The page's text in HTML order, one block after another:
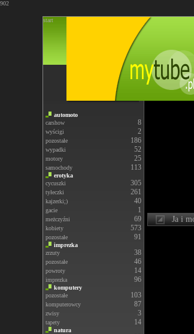
902
start
automoto
carshow
8
wyścigi 2
pozostałe 186
wypadki 52
motory 25
samochody 113
erotyka
cycuszki
305
tyłeczki 261
kajzerki;) 40
gacie 1
meżczyźni 69
kobiety 573
pozostałe 91
imprezka
zrzuty
38
pozostałe 46
powroty 14
imprezka 96
komputery
pozostałe
103
komputerowcy 87
zwisy 3
tapety 14
natura
Ja i